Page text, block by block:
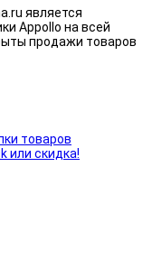
является
Appollo на всей
продажи товаров
товаров
или скидка!